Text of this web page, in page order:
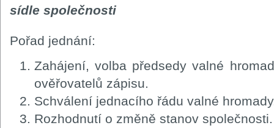
sídle společnosti
Pořad jednání:
Zahájení, volba předsedy valné
ověřovatelů zápisu.
Schválení jednacího řádu valné
Rozhodnutí o změně stanov společnosti.